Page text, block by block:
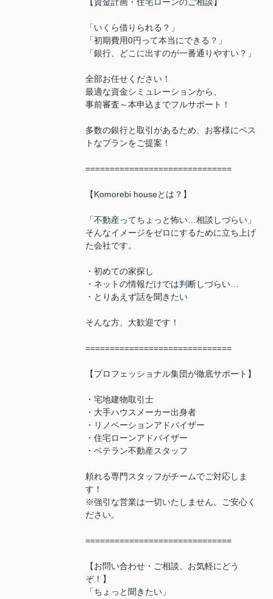
【資金計画・住宅ローンのご相談】
「いくら借りられる？」
「初期費用0円って本当にできる？」
「銀行、どこに出すのが一番通りやすい？」
全部お任せください！
最適な資金シミュレーションから、
事前審査～本申込までフルサポート！
多数の銀行と取引があるため、お客様にベス
トなプランをご提案！
==============================
【Komorebi houseとは？】
「不動産ってちょっと怖い…相談しづらい」
そんなイメージをゼロにするために立ち上げ
た会社です。
・初めての家探し
・ネットの情報だけでは判断しづらい…
・とりあえず話を聞きたい
そんな方、大歓迎です！
==============================
【プロフェッショナル集団が徹底サポート】
・宅地建物取引士
・大手ハウスメーカー出身者
・リノベーションアドバイザー
・住宅ローンアドバイザー
・ベテラン不動産スタッフ
頼れる専門スタッフがチームでご対応しま
す！
※強引な営業は一切いたしません。ご安心く
ださい。
==============================
【お問い合わせ・ご相談、お気軽にどう
ぞ！】
「ちょっと聞きたい」